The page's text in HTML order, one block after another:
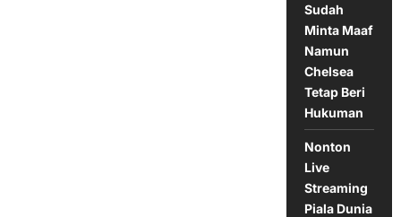
Sudah
Minta Maaf
Namun
Chelsea
Tetap Beri
Hukuman
Nonton
Live
Streaming
Piala Dunia